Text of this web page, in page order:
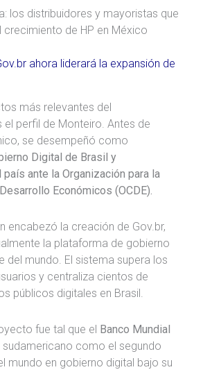
los distribuidores y mayoristas que
crecimiento de HP en México
ahora liderará la expansión de
más relevantes del
perfil de Monteiro. Antes de
se desempeñó como
Digital de Brasil y
ante la Organización para la
Económicos (OCDE).
encabezó la creación de Gov.br,
la plataforma de gobierno
del mundo. El sistema supera los
y centraliza cientos de
públicos digitales en Brasil.
fue tal que el Banco Mundial
como el segundo
mundo en gobierno digital bajo su